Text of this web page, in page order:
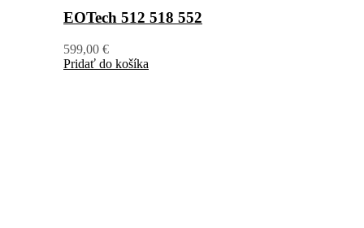
EOTech 512 518 552
599,00 €
Pridať do košíka